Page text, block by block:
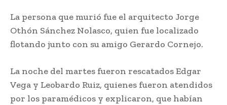
La persona que murió fue el arquitecto Jorge
Othón Sánchez Nolasco, quien fue localizado
flotando junto con su amigo Gerardo Cornejo.
La noche del martes fueron rescatados Edgar
Vega y Leobardo Ruiz, quienes fueron atendidos
por los paramédicos y explicaron, que habían